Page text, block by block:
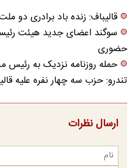
قالیباف: زنده باد برادری دو
سوگند اعضای جدید هیئت
حضوری
حمله روزنامه نزدیک به
تندرو: حزب سه چهار نفره علیه
ارسال نظرات